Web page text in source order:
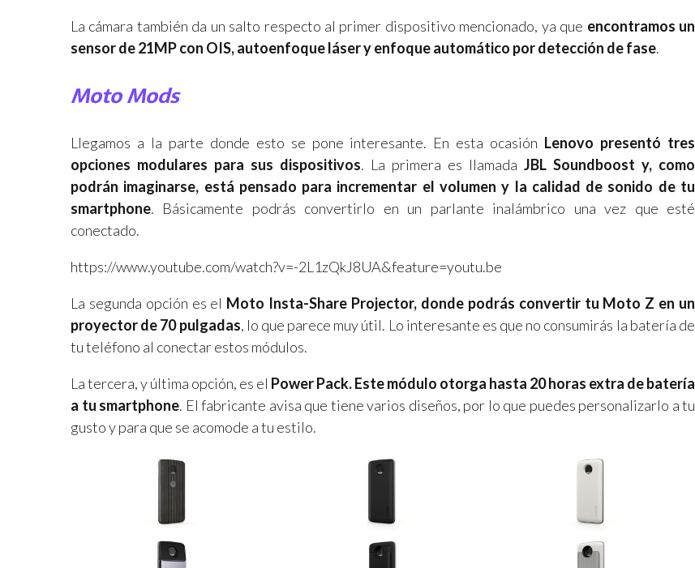
La cámara también da un salto respecto al primer dispositivo mencionado, ya que encontramos un
sensor de 21MP con OIS, autoenfoque láser y enfoque automático por detección de fase.
Moto Mods
Llegamos a la parte donde esto se pone interesante. En esta ocasión Lenovo presentó tres
opciones modulares para sus dispositivos. La primera es llamada JBL Soundboost y, como
podrán imaginarse, está pensado para incrementar el volumen y la calidad de sonido de tu
smartphone. Básicamente podrás convertirlo en un parlante inalámbrico una vez que esté
conectado.
https://www.youtube.com/watch?v=-2L1zQkJ8UA&feature=youtu.be
La segunda opción es el Moto Insta-Share Projector, donde podrás convertir tu Moto Z en un
proyector de 70 pulgadas, lo que parece muy útil. Lo interesante es que no consumirás la batería de
tu teléfono al conectar estos módulos.
La tercera, y última opción, es el Power Pack. Este módulo otorga hasta 20 horas extra de batería
a tu smartphone. El fabricante avisa que tiene varios diseños, por lo que puedes personalizarlo a tu
gusto y para que se acomode a tu estilo.